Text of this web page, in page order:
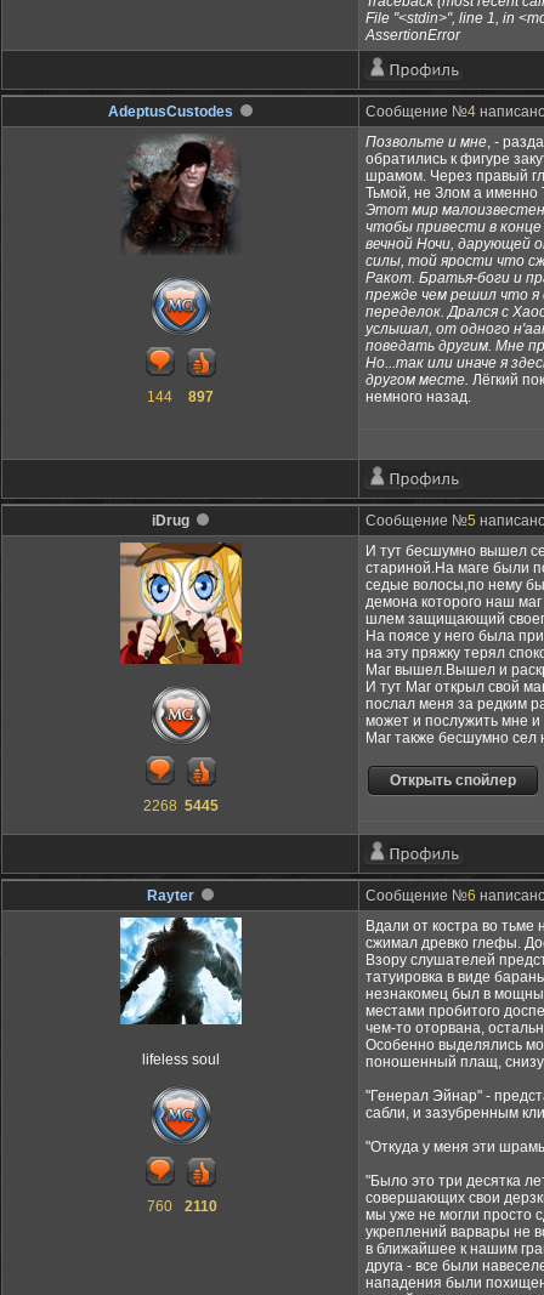
File "<stdin>", line 1, in
AssertionError
AdeptusCustodes Сообщение №4
144 897
Позвольте и мне, -
обратились к фигуре
шрамом. Через правый
Тьмой, не Злом а
Этот мир
чтобы привести в
вечной Ночи, дарующей
силы, той ярости что
Ракот. Братья-боги и
прежде чем решил что я
переделок. Дрался с
услышал, от одного
поведать другим. Мне
Но...так или иначе я
другом месте. Лёгкий
немного назад.
iDrug Сообщение №5
2268 5445
И тут бесшумно вышел
стариной.На маге были
седые волосы,по нему
демона которого наш
шлем защищающий
На поясе у него была
на эту пряжку терял
Маг вышел.Вышел и
И тут Маг открыл свой
послал меня за редким
может и послужить мне и
Маг также бесшумно сел
Rayter Сообщение №6
lifeless soul
760 2110
Вдали от костра во
сжимал древко глефы.
Взору слушателей
татуировка в виде
незнакомец был в
местами пробитого
чем-то оторвана,
Особенно выделялись
поношенный плащ, снизу
"Генерал Эйнар" -
сабли, и зазубренным
"Откуда у меня эти
"Было это три десятка
совершающих свои
мы уже не могли просто
укреплений варвары не
в ближайшее к нашим
друга - все были
нападения были